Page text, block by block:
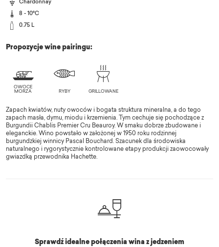
Chardonnay
8 - 10°C
0.75 L
Propozycje wine pairingu:
Zapach kwiatów, nuty owoców i bogata struktura mineralna, a do tego
zapach masła, dymu, miodu i krzemienia. Tym cechuje się pochodzące z
Burgundii Chablis Premier Cru Beauroy. W smaku dobrze zbudowane i
eleganckie. Wino powstało w założonej w 1950 roku rodzinnej
burgundzkiej winnicy Pascal Bouchard. Szacunek dla środowiska
naturalnego i rygorystycznie kontrolowane etapy produkcji zaowocowały
gwiazdką przewodnika Hachette.
Sprawdź idealne połączenia wina z jedzeniem